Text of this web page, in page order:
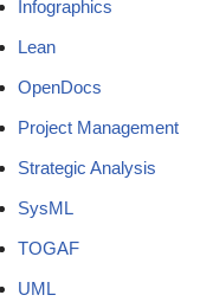
Infographics
Lean
OpenDocs
Project Management
Strategic Analysis
SysML
TOGAF
UML